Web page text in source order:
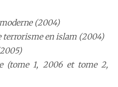
(2004)
terrorisme en islam (2004)
(tome 1, 2006 et tome 2,